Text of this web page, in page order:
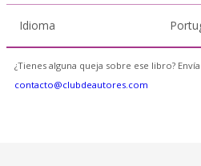
Idioma
¿Tienes alguna queja sobre ese libro?
contacto@clubdeautores.com